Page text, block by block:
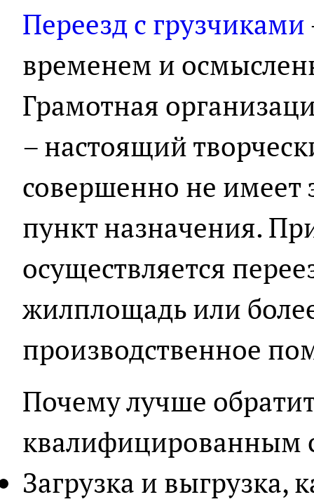
Переезд с грузчиками
временем и
Грамотная
– настоящий
совершенно не
пункт назначения.
осуществляется
жилплощадь или
производственное
Почему лучше
квалифицированным
Загрузка и выгрузка,